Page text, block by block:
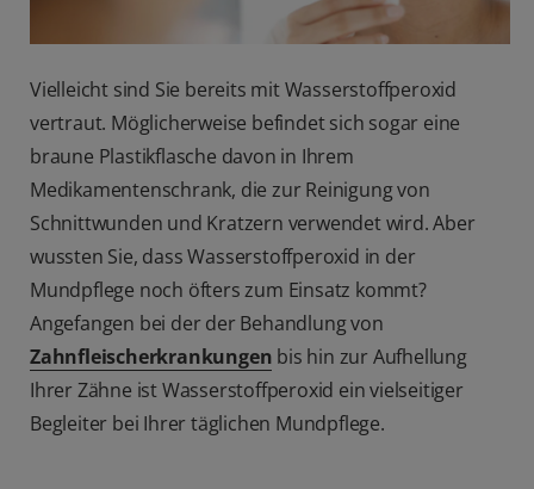
Vielleicht sind Sie bereits mit Wasserstoffperoxid
vertraut. Möglicherweise befindet sich sogar eine
braune Plastikflasche davon in Ihrem
Medikamentenschrank, die zur Reinigung von
Schnittwunden und Kratzern verwendet wird. Aber
wussten Sie, dass Wasserstoffperoxid in der
Mundpflege noch öfters zum Einsatz kommt?
Angefangen bei der der Behandlung von
Zahnfleischerkrankungen bis hin zur Aufhellung
Ihrer Zähne ist Wasserstoffperoxid ein vielseitiger
Begleiter bei Ihrer täglichen Mundpflege.